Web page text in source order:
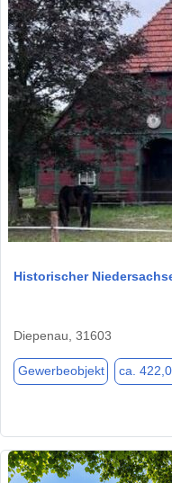
Historischer
Diepenau, 31603
Gewerbeobjekt ca.